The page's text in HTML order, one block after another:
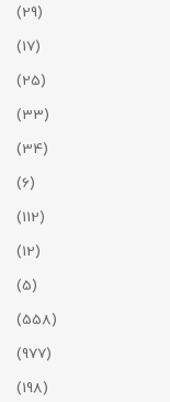
(29)
(17)
(25)
(33)
(34)
(6)
(112)
(12)
(5)
(558)
(977)
(198)